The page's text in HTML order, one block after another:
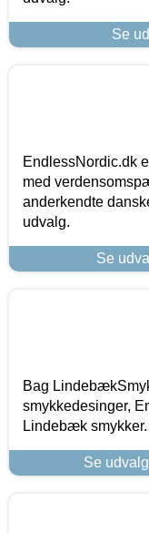
Se
EndlessNordic.dk
med
anderkendte
udvalg.
Se
Bag
smykkedesinger,
Lindebæk
Se